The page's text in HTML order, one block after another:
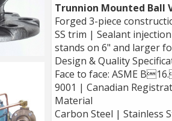
Trunnion Mounted Ball
Forged 3-piece
SS trim | Sealant
stands on 6" and larger
Design & Quality
Face to face: ASME
9001 | Canadian
Material
Carbon Steel | Stainless